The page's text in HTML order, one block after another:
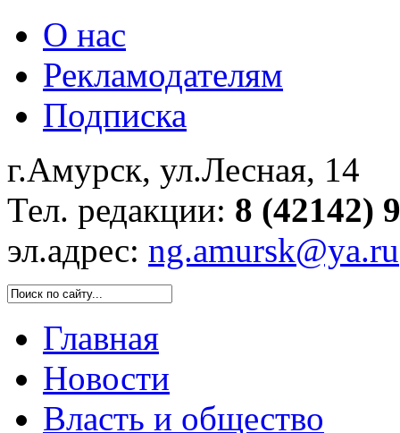
О нас
Рекламодателям
Подписка
г.Амурск, ул.Лесная, 14
Тел. редакции: 8 (42142)
эл.адрес: ng.amursk@ya.ru
Главная
Новости
Власть и общество